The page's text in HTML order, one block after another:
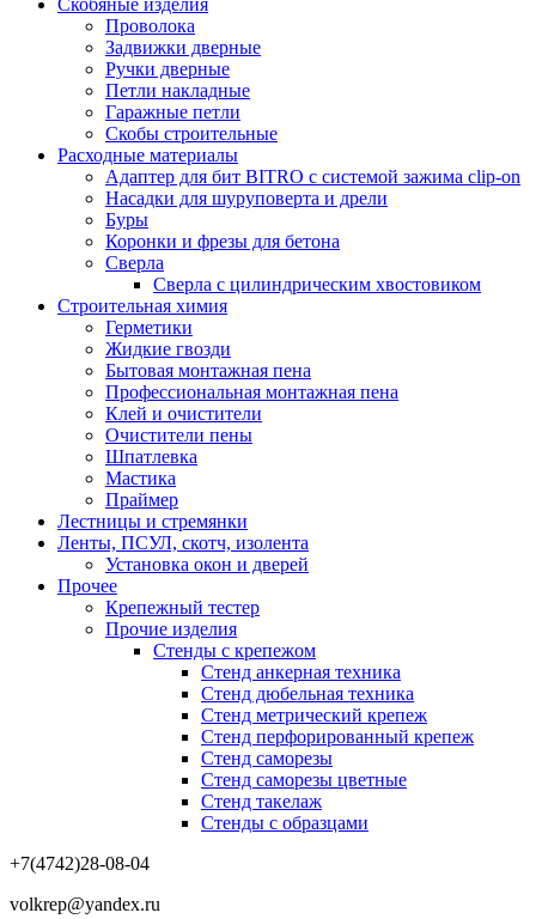
Проволока
Задвижки дверные
Ручки дверные
Петли накладные
Гаражные петли
Скобы строительные
Расходные материалы
Адаптер для бит BITRO с системой зажима clip-on
Насадки для шуруповерта и дрели
Буры
Коронки и фрезы для бетона
Сверла
Сверла с цилиндрическим хвостовиком
Строительная химия
Герметики
Жидкие гвозди
Бытовая монтажная пена
Профессиональная монтажная пена
Клей и очистители
Очистители пены
Шпатлевка
Мастика
Праймер
Лестницы и стремянки
Ленты, ПСУЛ, скотч, изолента
Установка окон и дверей
Прочее
Крепежный тестер
Прочие изделия
Стенды с крепежом
Стенд анкерная техника
Стенд дюбельная техника
Стенд метрический крепеж
Стенд перфорированный крепеж
Стенд саморезы
Стенд саморезы цветные
Стенд такелаж
Стенды с образцами
+7(4742)28-08-04
volkrep@yandex.ru